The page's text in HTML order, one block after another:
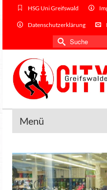
HSG Uni Greifswald
Datenschutzerklärung
Suche
nach:
Menü